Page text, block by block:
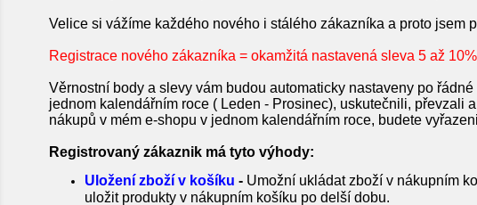
Velice si vážíme každého nového i stálého zákazníka a proto jsem
Registrace nového zákazníka = okamžitá nastavená sleva 5 až
Věrnostní body a slevy vám budou automaticky nastaveny po
jednom kalendářním roce ( Leden - Prosinec), uskutečnili,
nákupů v mém e-shopu v jednom kalendářním roce, budete
Registrovaný zákaznik má tyto výhody:
Uložení zboží v košíku - Umožní ukládat zboží v nákupním
uložit produkty v nákupním košíku po delší dobu.